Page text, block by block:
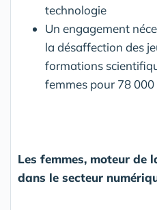
technologie
Un engagement
la désaffection des
formations
femmes pour 78 000
Les femmes, moteur de
dans le secteur